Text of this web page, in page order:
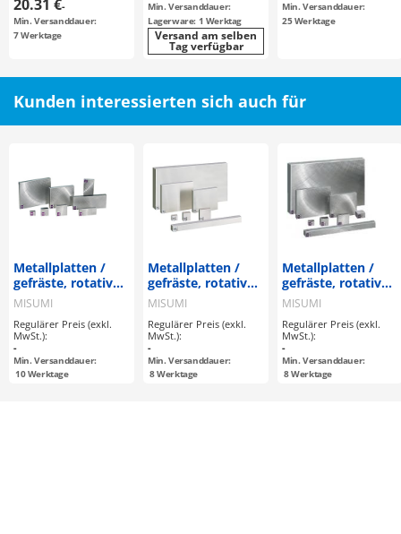
20.31 €-
Min. Versanddauer:
7 Werktage
Behandlung
wählbar
Min. Versanddauer:
Lagerware: 1 Werktag
Versand am selben
Tag verfügbar
Min. Versanddauer:
25 Werktage
Kunden interessierten sich auch für
Metallplatten /
gefräste, rotativ
geschliffene
Oberfläche / A
konfigurierbar /
EN 1.0038 Equiv.
MISUMI
Regulärer Preis (exkl.
MwSt.):
-
Min. Versanddauer:
10Werktage
Metallplatten /
gefräste, rotativ
geschliffene,
flachgeschliffene
Oberfläche /
AxBxT
konfigurierbar /
EN 1.4305 Equiv.
MISUMI
Regulärer Preis (exkl.
MwSt.):
-
Min. Versanddauer:
8Werktage
Metallplatten /
gefräste, rotativ
geschliffene,
flachgeschliffene
Oberfläche /
AxBxT
konfigurierbar /
EN 1.0038 Equiv.
MISUMI
Regulärer Preis (exkl.
MwSt.):
-
Min. Versanddauer:
8Werktage